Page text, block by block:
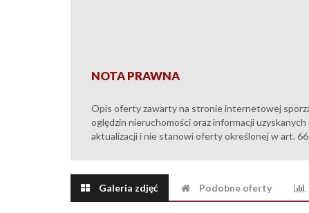
NOTA PRAWNA
Opis oferty zawarty na stronie internetowej
oględzin nieruchomości oraz informacji uzyskanych
aktualizacji i nie stanowi oferty określonej w art.
Galeria zdjęć Podobne oferty